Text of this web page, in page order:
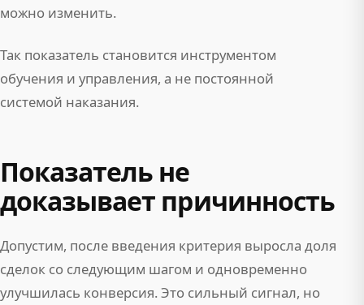
можно изменить.
Так показатель становится инструментом
обучения и управления, а не постоянной
системой наказания.
Показатель не
доказывает причинность
Допустим, после введения критерия выросла доля
сделок со следующим шагом и одновременно
улучшилась конверсия. Это сильный сигнал, но